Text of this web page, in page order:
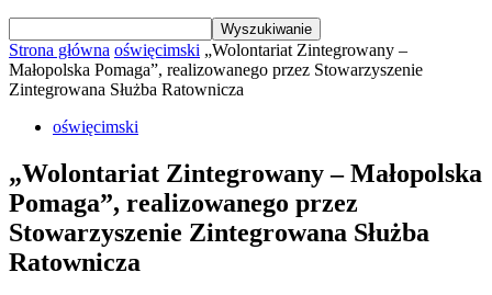
Strona główna oświęcimski „Wolontariat Zintegrowany –
Małopolska Pomaga”, realizowanego przez Stowarzyszenie
Zintegrowana Służba Ratownicza
oświęcimski
„Wolontariat Zintegrowany – Małopolska
Pomaga”, realizowanego przez
Stowarzyszenie Zintegrowana Służba
Ratownicza